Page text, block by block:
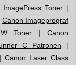
ImagePress Toner |
Canon Imageprograf
Toner | Canon
C Patronen |
Canon Laser Class